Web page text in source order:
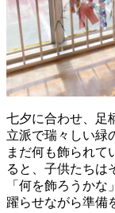
七夕に合わせ、足
立派で瑞々しい緑
まだ何も飾られて
ると、子供たちは
「何を飾ろうか
躍らせながら準備